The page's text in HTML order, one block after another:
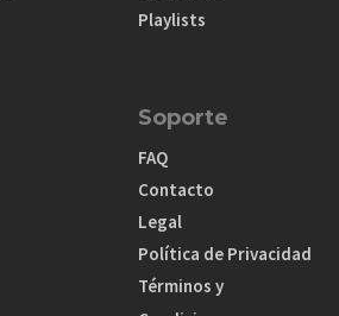
Playlists
Soporte
FAQ
Contacto
Legal
Política de Privacidad
Términos y